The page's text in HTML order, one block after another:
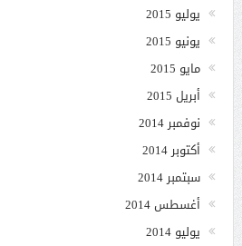
يوليو 2015
يونيو 2015
مايو 2015
أبريل 2015
نوفمبر 2014
أكتوبر 2014
سبتمبر 2014
أغسطس 2014
يوليو 2014